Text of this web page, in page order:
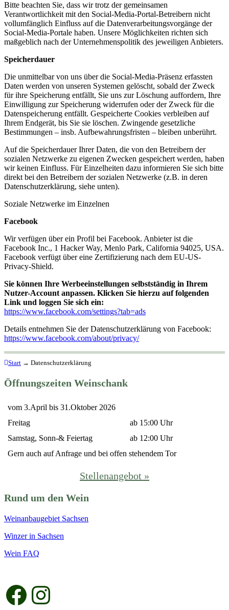
Bitte beachten Sie, dass wir trotz der gemeinsamen
Verantwortlichkeit mit den Social-Media-Portal-Betreibern nicht
vollumfänglich Einfluss auf die Datenverarbeitungsvorgänge der
Social-Media-Portale haben. Unsere Möglichkeiten richten sich
maßgeblich nach der Unternehmenspolitik des jeweiligen Anbieters.
Speicherdauer
Die unmittelbar von uns über die Social-Media-Präsenz erfassten
Daten werden von unseren Systemen gelöscht, sobald der Zweck
für ihre Speicherung entfällt, Sie uns zur Löschung auffordern, Ihre
Einwilligung zur Speicherung widerrufen oder der Zweck für die
Datenspeicherung entfällt. Gespeicherte Cookies verbleiben auf
Ihrem Endgerät, bis Sie sie löschen. Zwingende gesetzliche
Bestimmungen – insb. Aufbewahrungsfristen – bleiben unberührt.
Auf die Speicherdauer Ihrer Daten, die von den Betreibern der
sozialen Netzwerke zu eigenen Zwecken gespeichert werden, haben
wir keinen Einfluss. Für Einzelheiten dazu informieren Sie sich bitte
direkt bei den Betreibern der sozialen Netzwerke (z.B. in deren
Datenschutzerklärung, siehe unten).
Soziale Netzwerke im Einzelnen
Facebook
Wir verfügen über ein Profil bei Facebook. Anbieter ist die
Facebook Inc., 1 Hacker Way, Menlo Park, California 94025, USA.
Facebook verfügt über eine Zertifizierung nach dem EU-US-
Privacy-Shield.
Sie können Ihre Werbeeinstellungen selbstständig in Ihrem
Nutzer-Account anpassen. Klicken Sie hierzu auf folgenden
Link und loggen Sie sich ein:
https://www.facebook.com/settings?tab=ads
Details entnehmen Sie der Datenschutzerklärung von Facebook:
https://www.facebook.com/about/privacy/
Start → Datenschutzerklärung
Öffnungszeiten Weinschank
vom 3.April bis 31.Oktober 2026
Freitag
ab 15:00 Uhr
Samstag, Sonn-& Feiertag
ab 12:00 Uhr
Gern auch auf Anfrage und bei offen stehendem Tor
Stellenangebot »
Rund um den Wein
Weinanbaugebiet Sachsen
Winzer in Sachsen
Wein FAQ
Facebook Instagram